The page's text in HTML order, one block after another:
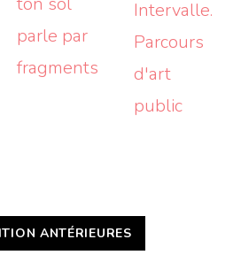
parle par
fragments
Intervalle.
Parcours
d'art
public
ANTÉRIEURES